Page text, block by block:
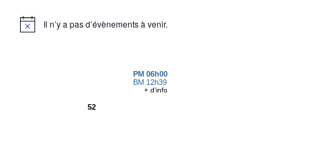
Il n’y a pas d’évènements à venir.